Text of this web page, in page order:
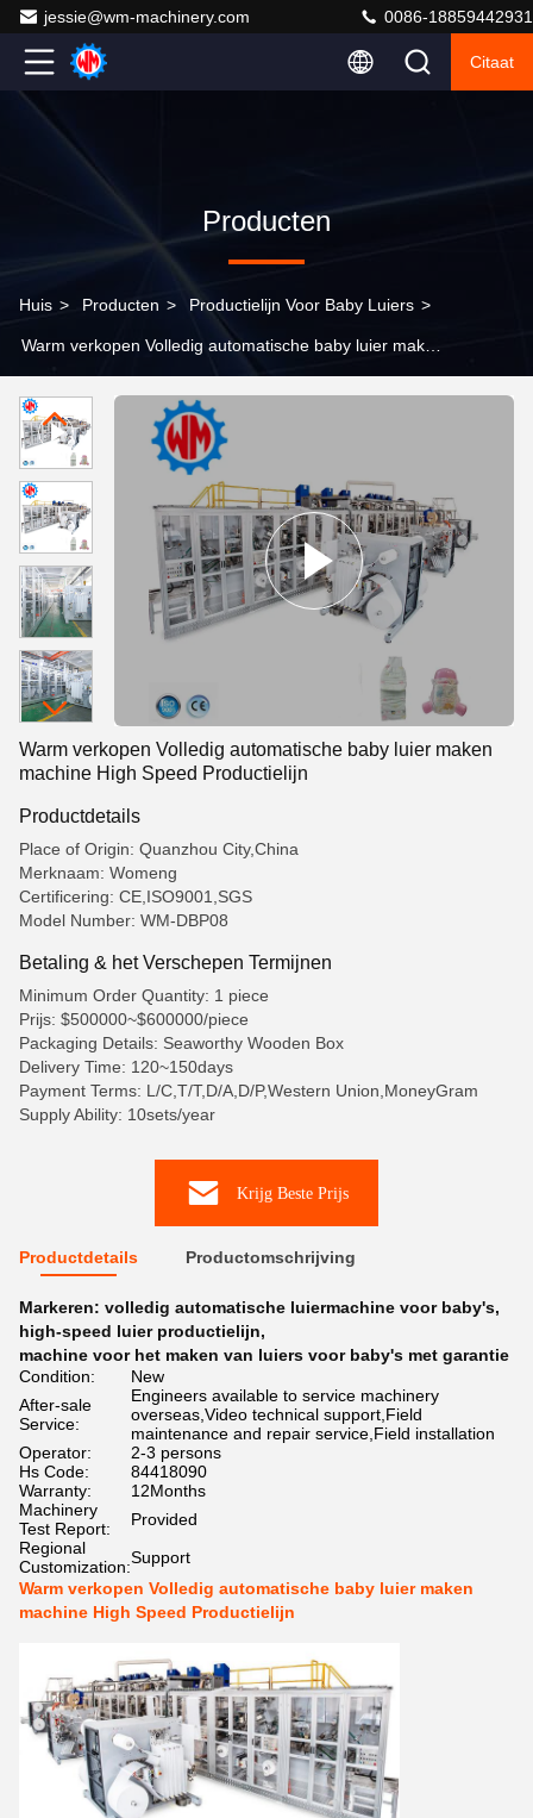
jessie@wm-machinery.com 0086-18859442931
Citaat
Producten
Huis > Producten > Productielijn Voor Baby Luiers >
Warm verkopen Volledig automatische baby luier maken
Warm verkopen Volledig automatische baby luier maken
machine High Speed Productielijn
Productdetails
Place of Origin: Quanzhou City,China
Merknaam: Womeng
Certificering: CE,ISO9001,SGS
Model Number: WM-DBP08
Betaling & het Verschepen Termijnen
Minimum Order Quantity: 1 piece
Prijs: $500000~$600000/piece
Packaging Details: Seaworthy Wooden Box
Delivery Time: 120~150days
Payment Terms: L/C,T/T,D/A,D/P,Western Union,MoneyGram
Supply Ability: 10sets/year
Krijg Beste Prijs
Productdetails Productomschrijving
Markeren: volledig automatische luiermachine voor baby's,
high-speed luier productielijn,
machine voor het maken van luiers voor baby's met garantie
Condition:
New
After-sale
Service:
Engineers available to service machinery
overseas,Video technical support,Field
maintenance and repair service,Field installation
Operator:
2-3 persons
Hs Code:
84418090
Warranty:
12Months
Machinery
Test Report:
Provided
Regional
Customization:Support
Warm verkopen Volledig automatische baby luier maken
machine High Speed Productielijn